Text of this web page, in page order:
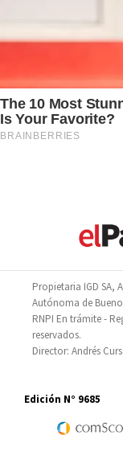
Propietaria IGD SA,
Autónoma de
RNPI En trámite -
reservados.
Director: Andrés
Edición N° 9685